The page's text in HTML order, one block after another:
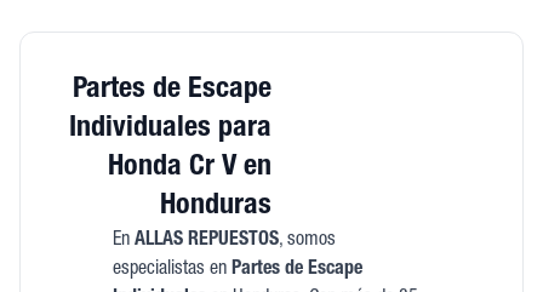
Partes de Escape
Individuales para
Honda Cr V en
Honduras
En ALLAS REPUESTOS, somos
especialistas en Partes de Escape